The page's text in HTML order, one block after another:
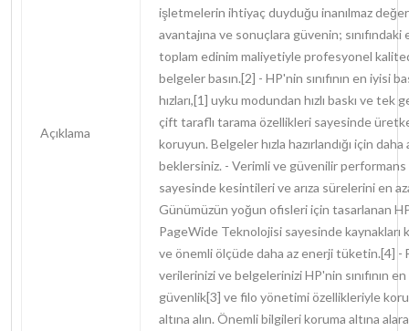
Açıklama
işletmelerin ihtiyaç duyduğu inanılmaz değer
avantajına ve sonuçlara güvenin; sınıfındaki
toplam edinim maliyetiyle profesyonel
belgeler basın.[2] - HP'nin sınıfının en iyisi
hızları,[1] uyku modundan hızlı baskı ve tek
çift taraflı tarama özellikleri sayesinde
koruyun. Belgeler hızla hazırlandığı için daha
beklersiniz. - Verimli ve güvenilir performans
sayesinde kesintileri ve arıza sürelerini en
Günümüzün yoğun ofisleri için tasarlanan
PageWide Teknolojisi sayesinde kaynakları
ve önemli ölçüde daha az enerji tüketin.[4] -
verilerinizi ve belgelerinizi HP'nin sınıfının
güvenlik[3] ve filo yönetimi özellikleriyle
altına alın. Önemli bilgileri koruma altına